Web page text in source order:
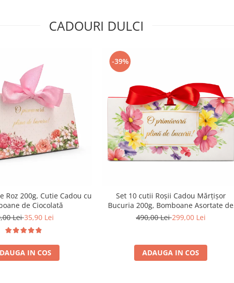
CADOURI DULCI
Roz 200g, Cutie Cadou cu
de Ciocolată
Lei35,90 Lei
IN COS
-39%
Set 10 cutii Roșii Cadou Mărțișor
Bucuria 200g, Bomboane Asortate de
Ciocolată, O Primăvară Plină de Bucurii
490,00 Lei299,00 Lei
ADAUGA IN COS